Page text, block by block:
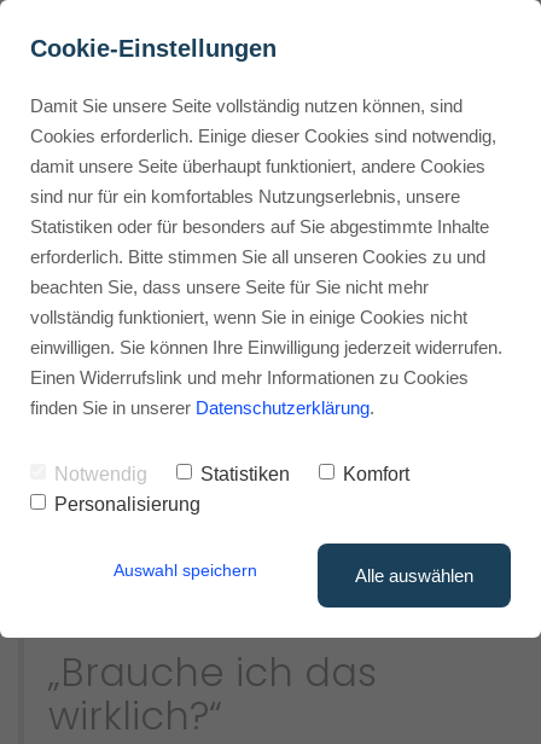
Buyer Personas erstellen
Landingpage optimieren
Internal Linking Tool
Was kostet Make.com?
Eine detaillierte
Preisübersicht 2025
Werbehinweis: Links mit Sternchen (*) sind Affiliate-Links. Kaufst
du darüber ein, erhalte ich eine Provision – ohne Mehrkosten für
dich.
Stephan Ochmann
Du sitzt vor deinem Bildschirm, hast
keinen Plan, wie du das alles
automatisieren sollst, und denkst
„Brauche ich das
wirklich?“
Cookie-Einstellungen
Damit Sie unsere Seite vollständig nutzen können, sind
Cookies erforderlich. Einige dieser Cookies sind notwendig,
damit unsere Seite überhaupt funktioniert, andere Cookies
sind nur für ein komfortables Nutzungserlebnis, unsere
Statistiken oder für besonders auf Sie abgestimmte Inhalte
erforderlich. Bitte stimmen Sie all unseren Cookies zu und
beachten Sie, dass unsere Seite für Sie nicht mehr
vollständig funktioniert, wenn Sie in einige Cookies nicht
einwilligen. Sie können Ihre Einwilligung jederzeit widerrufen.
Einen Widerrufslink und mehr Informationen zu Cookies
finden Sie in unserer Datenschutzerklärung.
Notwendig Statistiken
Komfort
Personalisierung
Auswahl speichern Alle auswählen